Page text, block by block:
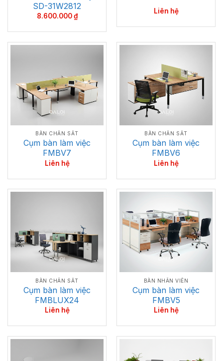
SD-31W2812
8.600.000₫
Liên hệ
BÀN CHÂN SẮT
Cụm bàn làm việc
FMBV7
Liên hệ
BÀN CHÂN SẮT
Cụm bàn làm việc
FMBV6
Liên hệ
BÀN CHÂN SẮT
Cụm bàn làm việc
FMBLUX24
Liên hệ
BÀN NHÂN VIÊN
Cụm bàn làm việc
FMBV5
Liên hệ